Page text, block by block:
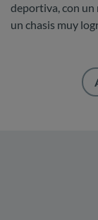
deportiva, con
un chasis muy